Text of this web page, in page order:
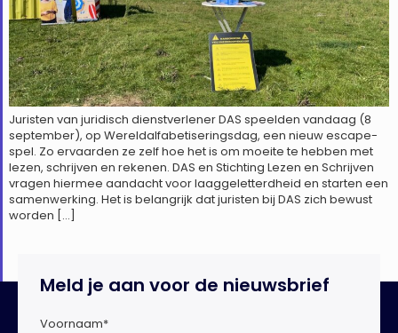
Juristen van juridisch dienstverlener DAS speelden vandaag (8
september), op Wereldalfabetiseringsdag, een nieuw escape-
spel. Zo ervaarden ze zelf hoe het is om moeite te hebben met
lezen, schrijven en rekenen. DAS en Stichting Lezen en Schrijven
vragen hiermee aandacht voor laaggeletterdheid en starten een
samenwerking. Het is belangrijk dat juristen bij DAS zich bewust
worden […]
Meld je aan voor de nieuwsbrief
Voornaam*